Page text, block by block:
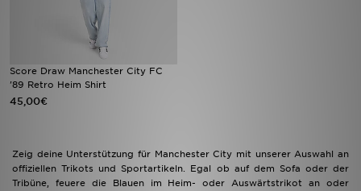
Score Draw Manchester City FC
'89 Retro Heim Shirt
45,00€
Zeig deine Unterstützung für Manchester City mit unserer Auswahl an
offiziellen Trikots und Sportartikeln. Egal ob auf dem Sofa oder der
Tribüne, feuere die Blauen im Heim- oder Auswärtstrikot an oder
Meine Nachrichten
Bestellverfolgung
Trending Styles